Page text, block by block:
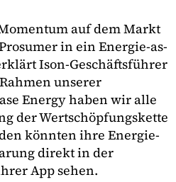
auf dem Markt
in ein Energie-as-
Ison-Geschäftsführer
unserer
Energy haben wir alle
der Wertschöpfungskette
könnten ihre Energie-
direkt in der
App sehen.